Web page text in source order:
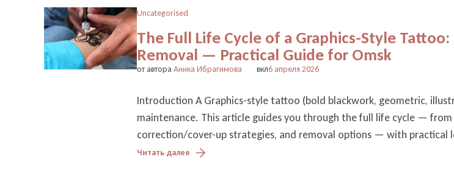
Uncategorised
The Full Life Cycle of a Graphics-Style
Removal — Practical Guide for Omsk
от автора Аника Ибрагимова вкл6 апреля 2026
Introduction A Graphics-style tattoo (bold blackwork, geometric,
maintenance. This article guides you through the full life cycle —
correction/cover-up strategies, and removal options — with practical
Читать далее